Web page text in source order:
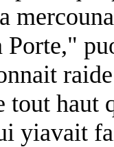
tout haut
yiavait